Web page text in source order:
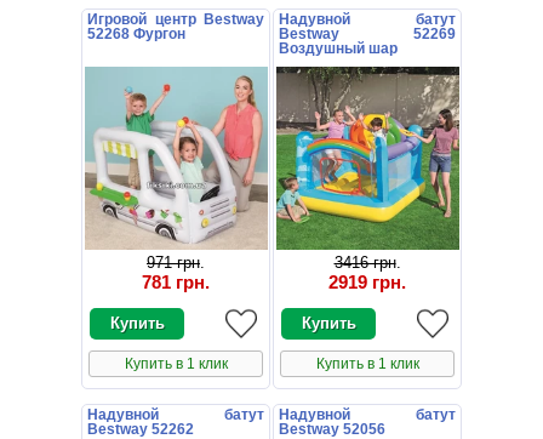
Игровой центр Bestway
52268 Фургон
971 грн.
781 грн.
Купить в 1 клик
Надувной батут
Bestway 52269
Воздушный шар
3416 грн.
2919 грн.
Купить в 1 клик
Надувной батут
Bestway 52262
Надувной батут
Bestway 52056